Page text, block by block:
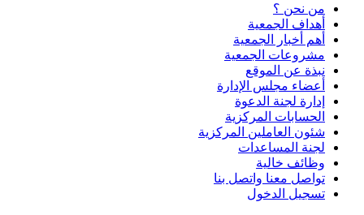
من نحن ؟
أهداف الجمعية
أهم أخبار الجمعية
مشروعات الجمعية
نبذة عن الموقع
أعضاء مجلس الإدارة
إدارة لجنة الدعوة
الحسابات المركزية
شئون العاملين المركزية
لجنة المساعدات
وظائف خالية
تواصل معنا واتصل بنا
تسجيل الدخول